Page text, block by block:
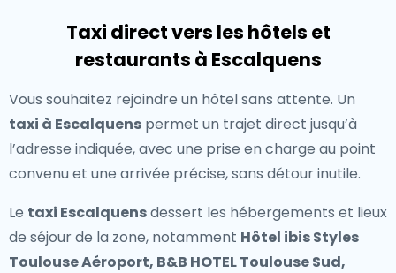
Taxi direct vers les hôtels et
restaurants à Escalquens
Vous souhaitez rejoindre un hôtel sans attente. Un
taxi à Escalquens permet un trajet direct jusqu’à
l’adresse indiquée, avec une prise en charge au point
convenu et une arrivée précise, sans détour inutile.
Le taxi Escalquensdessert les hébergements et lieux
de séjour de la zone, notamment Hôtel ibis Styles
Toulouse Aéroport, B&B HOTEL Toulouse Sud,